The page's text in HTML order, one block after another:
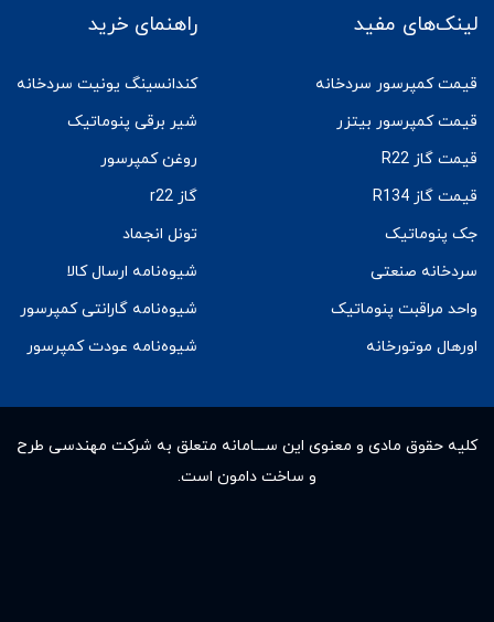
لینک‌های مفید
قیمت کمپرسور سردخانه
قیمت کمپرسور بیتزر
قیمت گاز R22
قیمت گاز R134
جک پنوماتیک
سردخانه صنعتی
واحد مراقبت پنوماتیک
اورهال موتورخانه
راهنمای خرید
کندانسینگ یونیت سردخانه
شیر برقی پنوماتیک
روغن کمپرسور
گاز r22
تونل انجماد
شیوه‌نامه ارسال کالا
شیوه‌نامه گارانتی کمپرسور
شیوه‌نامه عودت کمپرسور
کلیه حقوق مادى و معنوى این ســـامانه متعلق به شرکت مهندسی طرح
و ساخت دامون است.